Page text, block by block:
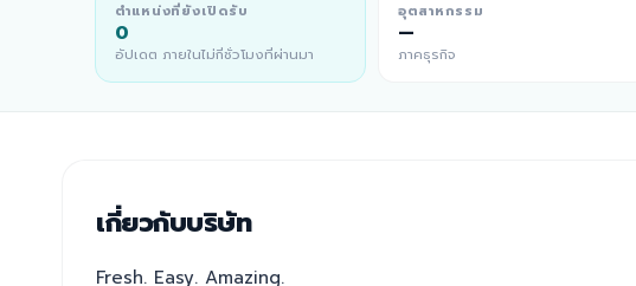
ตำแหน่งที่ยังเปิดรับ
0
อัปเดต ภายในไม่กี่ชั่วโมงที่ผ่านมา
อุตสาหกรรม
—
ภาคธุรกิจ
เกี่ยวกับบริษัท
Fresh. Easy. Amazing.